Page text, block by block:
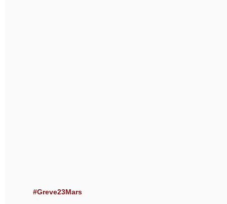
#Greve23Mars